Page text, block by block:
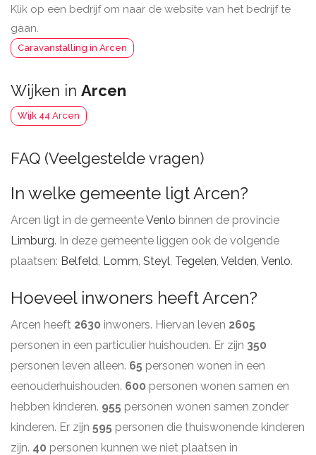
Klik op een bedrijf om naar de website van het bedrijf te
gaan.
Caravanstalling in Arcen
Wijken in Arcen
Wijk 44 Arcen
FAQ (Veelgestelde vragen)
In welke gemeente ligt Arcen?
Arcen ligt in de gemeenteVenlo binnen de provincie
Limburg. In deze gemeente liggen ook de volgende
plaatsen: Belfeld, Lomm, Steyl, Tegelen, Velden, Venlo.
Hoeveel inwoners heeft Arcen?
Arcen heeft 2630 inwoners. Hiervan leven 2605
personen in een particulier huishouden. Er zijn 350
personen leven alleen. 65 personen wonen in een
eenouderhuishouden. 600 personen wonen samen en
hebben kinderen. 955 personen wonen samen zonder
kinderen. Er zijn 595 personen die thuiswonende kinderen
zijn. 40 personen kunnen we niet plaatsen in